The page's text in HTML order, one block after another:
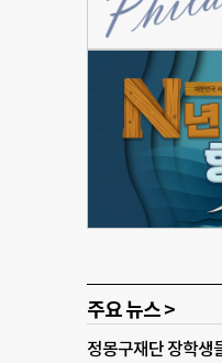
주요 뉴스 >
정몽구재단 장학생